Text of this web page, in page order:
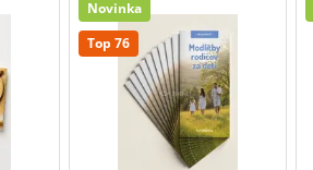
Novinka
Top 76